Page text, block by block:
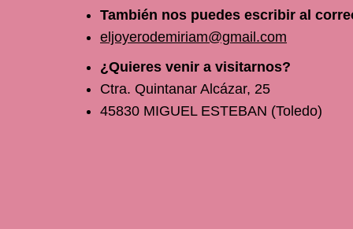
También nos puedes escribir al
eljoyerodemiriam@gmail.com
¿Quieres venir a visitarnos?
Ctra. Quintanar Alcázar, 25
45830 MIGUEL ESTEBAN (Toledo)